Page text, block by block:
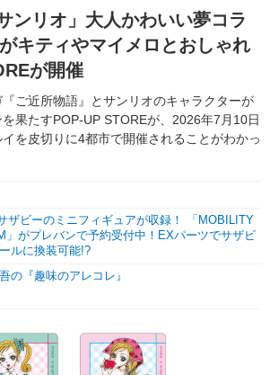
イベント
新帝スタ
ラジオ
らせ
ンリオ」大人かわいい夢コラ
キティやマイメロとおしゃれ
が開催
ご近所物語』とサンリオのキャラクターが
果たすPOP-UP STOREが、2026年7月10日
を皮切りに4都市で開催されることがわかっ
ザビーのミニフィギュアが収録！ 「MOBILITY
」がプレバンで予約受付中！EXパーツでサザビ
ルに換装可能!?
の『趣味のアレコレ』